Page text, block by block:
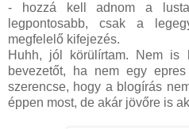
- hozzá kell adnom a
legpontosabb, csak a
megfelelő kifejezés.
Huhh, jól körülírtam. Nem is
bevezetőt, ha nem egy
szerencse, hogy a blogírás
éppen most, de akár jövőre is